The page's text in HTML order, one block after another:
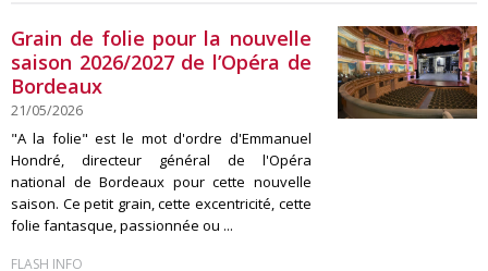
Grain de folie pour la nouvelle
saison 2026/2027 de l’Opéra de
Bordeaux
21/05/2026
"A la folie" est le mot d'ordre d'Emmanuel
Hondré, directeur général de l'Opéra
national de Bordeaux pour cette nouvelle
saison. Ce petit grain, cette excentricité, cette
folie fantasque, passionnée ou ...
FLASH INFO